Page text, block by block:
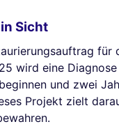
Sicht
wird eine
und zwei
Projekt zielt